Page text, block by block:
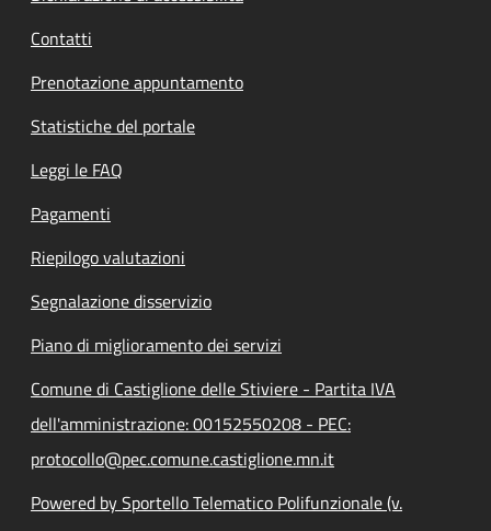
Contatti
Prenotazione appuntamento
Statistiche del portale
Leggi le FAQ
Pagamenti
Riepilogo valutazioni
Segnalazione disservizio
Piano di miglioramento dei servizi
Comune di Castiglione delle Stiviere - Partita IVA
dell'amministrazione: 00152550208 - PEC:
protocollo@pec.comune.castiglione.mn.it
Powered by Sportello Telematico Polifunzionale (v.